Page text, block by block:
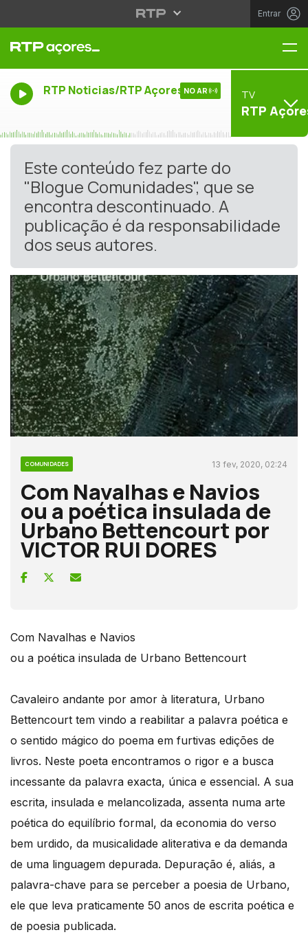
Entrar
RTP Noticias/RTP Açores NO AR TV
RTP
Este conteúdo fez parte do
"Blogue Comunidades", que se
encontra descontinuado. A
publicação é da responsabilidade
dos seus autores.
COMUNIDADES 13 fev, 2020, 02:24
Com Navalhas e Navios
ou a poética insulada de
Urbano Bettencourt por
VICTOR RUI DORES
Com Navalhas e Navios
ou a poética insulada de Urbano Bettencourt
Cavaleiro andante por amor à literatura, Urbano
Bettencourt tem vindo a reabilitar a palavra poética e
o sentido mágico do poema em furtivas edições de
livros. Neste poeta encontramos o rigor e a busca
incessante da palavra exacta, única e essencial. A sua
escrita, insulada e melancolizada, assenta numa arte
poética do equilíbrio formal, da economia do verso
bem urdido, da musicalidade aliterativa e da demanda
de uma linguagem depurada. Depuração é, aliás, a
palavra-chave para se perceber a poesia de Urbano,
ele que leva praticamente 50 anos de escrita poética e
de poesia publicada.